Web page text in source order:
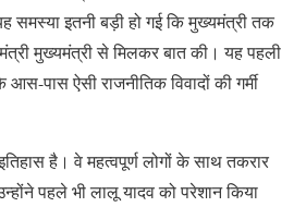
समस्या इतनी बड़ी हो गई कि मुख्यमंत्री तक
मुख्यमंत्री से मिलकर बात की। यह पहली
पास ऐसी राजनीतिक विवादों की गर्मी
है। वे महत्वपूर्ण लोगों के साथ तकरार
पहले भी लालू यादव को परेशान किया